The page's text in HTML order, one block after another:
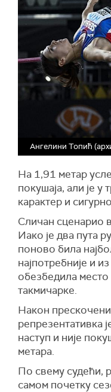
Ангелини Топић
На 1,91 метар
покушаја, али је у
карактер и
Сличан сценарио
Иако је два пута
поново била
најпотребније и
обезбедила место
такмичарке.
Након
репрезентативка
наступ и није
метара.
По свему судећи,
самом почетку